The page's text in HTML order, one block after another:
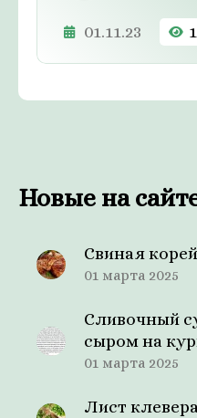
01.11.23
Новые на
Свиная
01 марта 2025
Сливочный
сыром на
01 марта 2025
Лист